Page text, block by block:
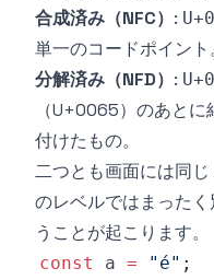
合成済み（NFC） :
単一のコードポイント
分解済み（NFD） :
（U+0065）のあと
付けたもの。
二つとも画面には同
のレベルではまった
うことが起こります。
const a = "é" ;